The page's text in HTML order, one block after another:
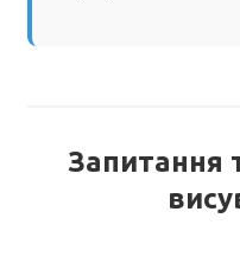
Запитання